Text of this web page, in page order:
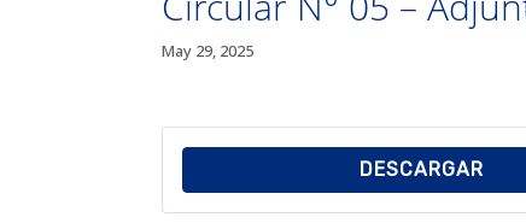
May 29, 2025
DESCARGAR